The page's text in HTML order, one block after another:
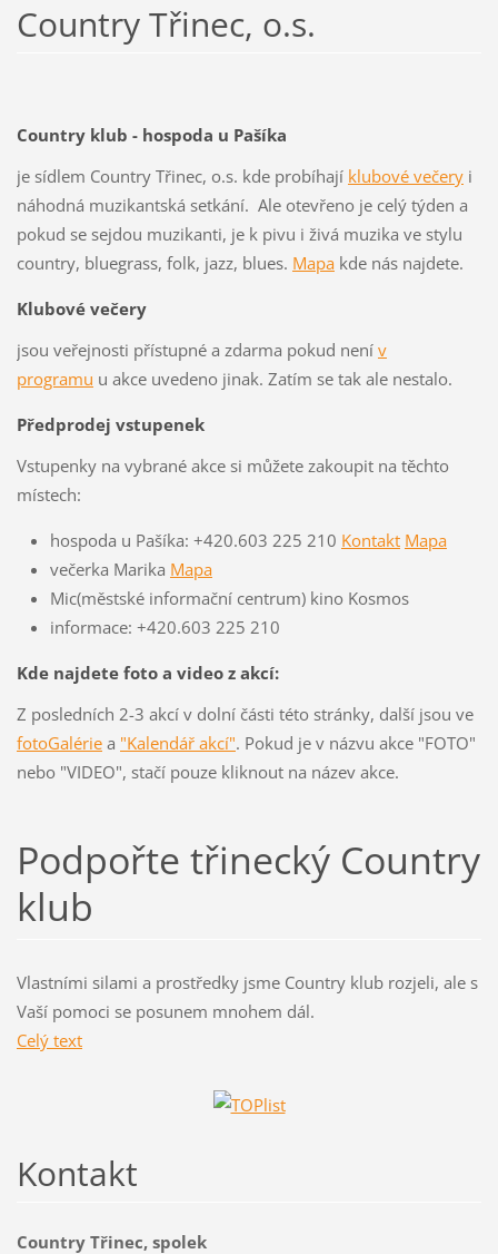
Country Třinec, o.s.
Country klub - hospoda u Pašíka
je sídlem Country Třinec, o.s. kde probíhají klubové večeryi
náhodná muzikantská setkání. Ale otevřeno je celý týden a
pokud se sejdou muzikanti, je k pivu i živá muzika ve stylu
country, bluegrass, folk, jazz, blues. Mapakde nás najdete.
Klubové večery
jsou veřejnosti přístupné a zdarma pokud není v
programu u akce uvedeno jinak. Zatím se tak ale nestalo.
Předprodej vstupenek
Vstupenky na vybrané akce si můžete zakoupit na těchto
místech:
hospoda u Pašíka: +420.603 225 210 Kontakt Mapa
večerka Marika Mapa
Mic(městské informační centrum) kino Kosmos
informace: +420.603 225 210
Kde najdete foto a video z akcí:
Z posledních 2-3 akcí v dolní části této stránky, další jsou ve
fotoGalériea "Kalendář akcí". Pokud je v názvu akce "FOTO"
nebo "VIDEO", stačí pouze kliknout na název akce.
Podpořte třinecký Country
klub
Vlastními silami a prostředky jsme Country klub rozjeli, ale s
Vaší pomoci se posunem mnohem dál.
Celý text
Kontakt
Country Třinec, spolek